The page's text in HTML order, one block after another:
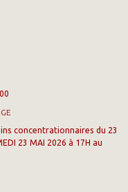
concentrationnaires du 23
23 MAI 2026 à 17H au